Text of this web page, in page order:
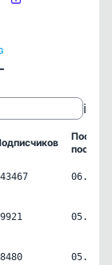
ℹ️
пост